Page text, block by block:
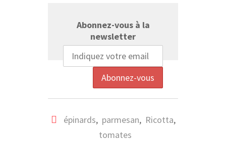
Abonnez-vous à la
newsletter
épinards, parmesan, Ricotta,
tomates